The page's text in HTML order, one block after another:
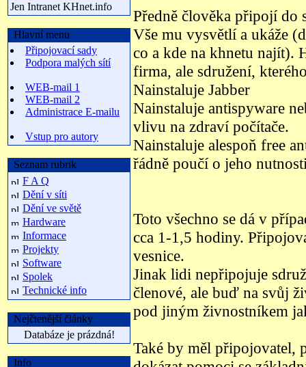
Jen Intranet KHnet.info
Hlavní menu
Připojovací sady
Podpora malých sítí
WEB-mail 1
WEB-mail 2
Administrace E-mailu
Vstup pro autory
Seznam rubrik
F A Q
Dění v síti
Dění ve světě
Hardware
Informace
Projekty
Software
Spolek
Technické info
Nejčtenější články
Databáze je prázdná!
Info
Předně člověka připojí do
Vše mu vysvětlí a ukáže
co a kde na khnetu najít).
firma, ale sdružení,
Nainstaluje Jabber
Nainstaluje antispyware
vlivu na zdraví počítače.
Nainstaluje alespoň free
řádně poučí o jeho
Toto všechno se dá v
cca 1-1,5 hodiny.
vesnice.
Jinak lidi nepřipojuje
členové, ale buď na svůj
pod jiným živnostníkem
Také by měl připojovatel,